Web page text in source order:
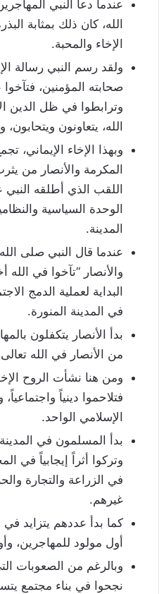
عندما دعا النبي
الله، كان ذلك بمثابة
الإخاء والمحبة.
ولقد رسم النبي رسالة
صحابته المؤمنين،
وترابطوا في ظل الدين
الله، يتعاونون
وبهذا الإخاء الإيماني،
المكرمة والأنصار من
اللقب الذي أطلقه النبي
الوحدة السياسية
المدينة.
عندما قال النبي صلى
والأنصار “تآخوا في
البداية لعملية الدمج
في المدينة المنورة.
بدأ الأنصار يتكفلون
من الأنصار في الله
ومن هنا نشأت الروح
فتلاحموا دينياً
الإسلامي الواحد.
بدأ المسلمون في المدينة
وتركوا أثراً إيجابياً في
في الزراعة والتجارة
غيرهم.
كما بدأ عددهم يتزايد في
أول مولود للمهاجرين،
وبالرغم من الصعوبات
نجحوا في بناء مجتمع